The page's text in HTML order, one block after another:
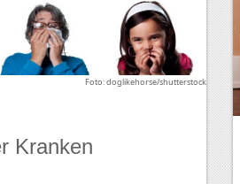
Foto: doglikehorse/shutterstock
Kranken